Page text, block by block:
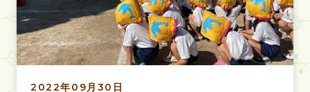
2022年09月30日